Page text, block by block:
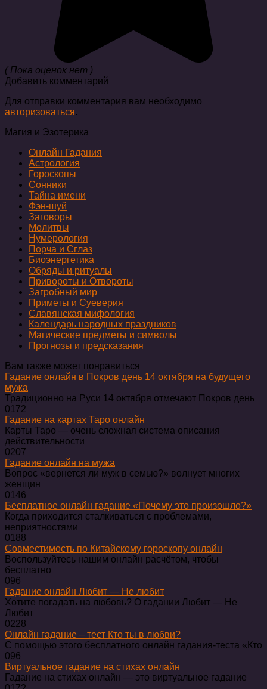
( Пока оценок нет )
Добавить комментарий
Для отправки комментария вам необходимо
авторизоваться.
Магия и Эзотерика
Онлайн Гадания
Астрология
Гороскопы
Сонники
Тайна имени
Фэн-шуй
Заговоры
Молитвы
Нумерология
Порча и Сглаз
Биоэнергетика
Обряды и ритуалы
Привороты и Отвороты
Загробный мир
Приметы и Суеверия
Славянская мифология
Календарь народных праздников
Магические предметы и символы
Прогнозы и предсказания
Вам также может понравиться
Гадание онлайн в Покров день 14 октября на будущего
мужа
Традиционно на Руси 14 октября отмечают Покров день
0172
Гадание на картах Таро онлайн
Карты Таро — очень сложная система описания
действительности
0207
Гадание онлайн на мужа
Вопрос «вернется ли муж в семью?» волнует многих
женщин
0146
Бесплатное онлайн гадание «Почему это произошло?»
Когда приходится сталкиваться с проблемами,
неприятностями
0188
Совместимость по Китайскому гороскопу онлайн
Воспользуйтесь нашим онлайн расчётом, чтобы
бесплатно
096
Гадание онлайн Любит — Не любит
Хотите погадать на любовь? О гадании Любит — Не
Любит
0228
Онлайн гадание – тест Кто ты в любви?
С помощью этого бесплатного онлайн гадания-теста «Кто
096
Виртуальное гадание на стихах онлайн
Гадание на стихах онлайн — это виртуальное гадание